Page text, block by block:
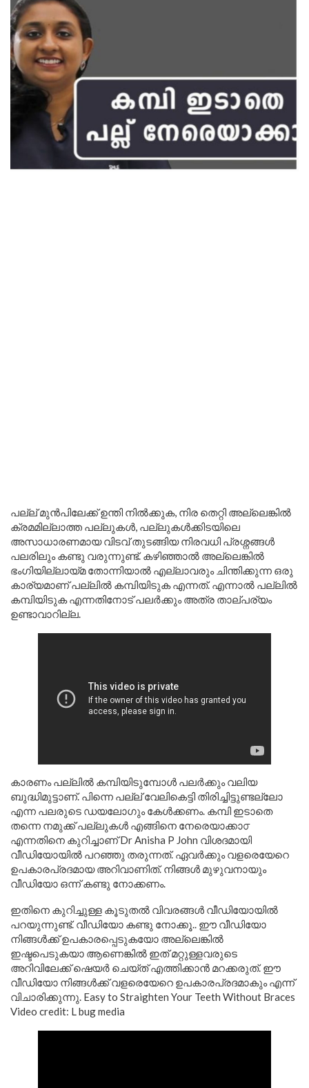
പല്ല് മുൻപിലേക്ക് ഉന്തി നിൽക്കുക, നിര തെറ്റി അല്ലെങ്കിൽ
ക്രമമില്ലാത്ത പല്ലുകൾ, പല്ലുകൾക്കിടയിലെ
അസാധാരണമായ വിടവ് തുടങ്ങിയ നിരവധി പ്രശ്നങ്ങൾ
പലരിലും കണ്ടു വരുന്നുണ്ട്. കഴിഞ്ഞാൽ അല്ലെങ്കിൽ
ഭംഗിയില്ലായ്മ തോന്നിയാൽ എല്ലാവരും ചിന്തിക്കുന്ന ഒരു
കാര്യമാണ് പല്ലിൽ കമ്പിയിടുക എന്നത്. എന്നാൽ പല്ലിൽ
കമ്പിയിടുക എന്നതിനോട് പലർക്കും അത്ര താല്പര്യം
ഉണ്ടാവാറില്ല.
കാരണം പല്ലിൽ കമ്പിയിടുമ്പോൾ പലർക്കും വലിയ
ബുദ്ധിമുട്ടാണ്. പിന്നെ പല്ല് വേലികെട്ടി തിരിച്ചിട്ടുണ്ടല്ലോ
എന്ന പലരുടെ ഡയലോഗും കേൾക്കണം. കമ്പി ഇടാതെ
തന്നെ നമുക്ക് പല്ലുകൾ എങ്ങിനെ നേരെയാക്കാ൦
എന്നതിനെ കുറിച്ചാണ് Dr Anisha P John വിശദമായി
വീഡിയോയിൽ പറഞ്ഞു തരുന്നത്. ഏവർക്കും വളരെയേറെ
ഉപകാരപ്രദമായ അറിവാണിത്. നിങ്ങൾ മുഴുവനായും
വീഡിയോ ഒന്ന് കണ്ടു നോക്കണം.
ഇതിനെ കുറിച്ചുള്ള കൂടുതൽ വിവരങ്ങൾ വീഡിയോയിൽ
പറയുന്നുണ്ട്. വീഡിയോ കണ്ടു നോക്കൂ.. ഈ വീഡിയോ
നിങ്ങൾക്ക് ഉപകാരപ്പെടുകയോ അല്ലെങ്കിൽ
ഇഷ്ടപെടുകയാ ആണെങ്കിൽ ഇത് മറ്റുള്ളവരുടെ
അറിവിലേക്ക് ഷെയർ ചെയ്‌ത്‌ എത്തിക്കാൻ മറക്കരുത്. ഈ
വീഡിയോ നിങ്ങൾക്ക് വളരെയേറെ ഉപകാരപ്രദമാകും എന്ന്
വിചാരിക്കുന്നു. Easy to Straighten Your Teeth Without Braces
Video credit: L bug media